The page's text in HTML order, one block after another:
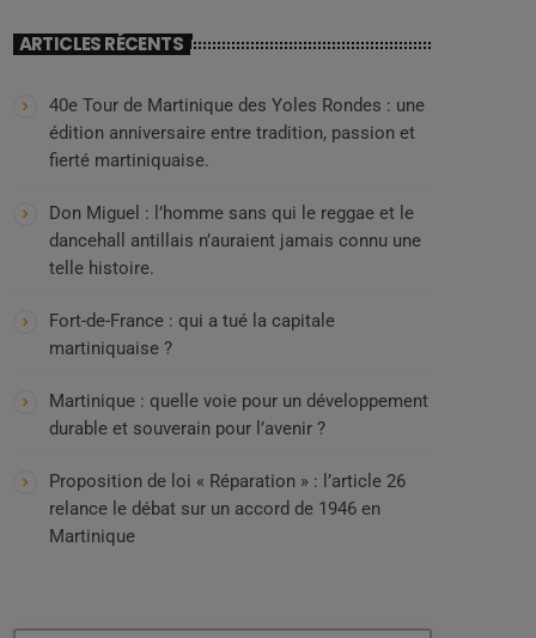
ARTICLES RÉCENTS
40e Tour de Martinique des Yoles Rondes : une
édition anniversaire entre tradition, passion et
fierté martiniquaise.
Don Miguel : l’homme sans qui le reggae et le
dancehall antillais n’auraient jamais connu une
telle histoire.
Fort-de-France : qui a tué la capitale
martiniquaise ?
Martinique : quelle voie pour un développement
durable et souverain pour l’avenir ?
Proposition de loi « Réparation » : l’article 26
relance le débat sur un accord de 1946 en
Martinique